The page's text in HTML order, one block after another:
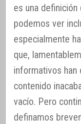
es una
podemos ver
especialmente
que,
informativos han
contenido
vacío. Pero
definamos